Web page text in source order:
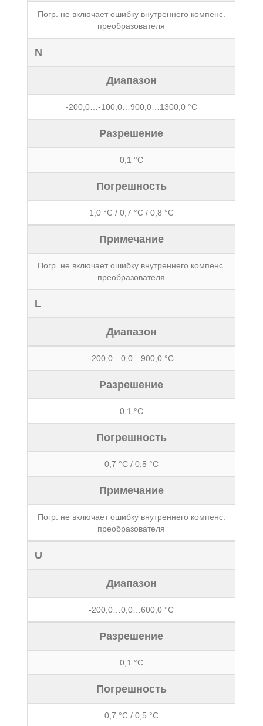
Погр. не включает ошибку внутреннего компенс.
преобразователя
N
Диапазон
-200,0…-100,0…900,0…1300,0 °С
Разрешение
0,1 °С
Погрешность
1,0 °С / 0,7 °С / 0,8 °С
Примечание
Погр. не включает ошибку внутреннего компенс.
преобразователя
L
Диапазон
-200,0…0,0…900,0 °С
Разрешение
0,1 °С
Погрешность
0,7 °С / 0,5 °С
Примечание
Погр. не включает ошибку внутреннего компенс.
преобразователя
U
Диапазон
-200,0…0,0…600,0 °С
Разрешение
0,1 °С
Погрешность
0,7 °С / 0,5 °С